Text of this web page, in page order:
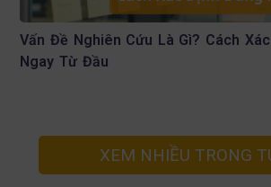
Vấn Đề Nghiên Cứu Là Gì? Cách
Ngay Từ Đầu
XEM NHIỀU TRONG